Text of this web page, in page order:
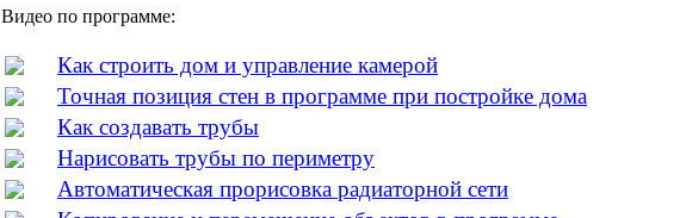
Видео по программе:
Как строить дом и управление камерой
Точная позиция стен в программе при постройке дома
Как создавать трубы
Нарисовать трубы по периметру
Автоматическая прорисовка радиаторной сети